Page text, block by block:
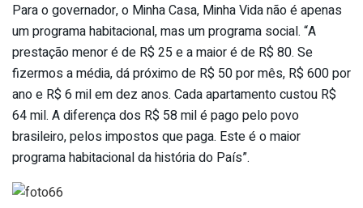
Para o governador, o Minha Casa, Minha Vida não é apenas
um programa habitacional, mas um programa social. “A
prestação menor é de R$ 25 e a maior é de R$ 80. Se
fizermos a média, dá próximo de R$ 50 por mês, R$ 600 por
ano e R$ 6 mil em dez anos. Cada apartamento custou R$
64 mil. A diferença dos R$ 58 mil é pago pelo povo
brasileiro, pelos impostos que paga. Este é o maior
programa habitacional da história do País”.